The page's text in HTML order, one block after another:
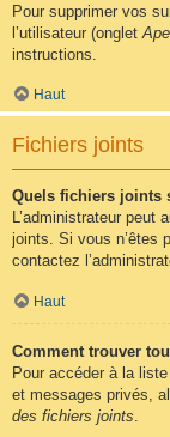
Pour supprimer vos
l’utilisateur (onglet
instructions.
Haut
Fichiers joints
Quels fichiers joints
L’administrateur peut
joints. Si vous n’êtes
contactez
Haut
Comment trouver
Pour accéder à la
et messages privés,
des fichiers joints